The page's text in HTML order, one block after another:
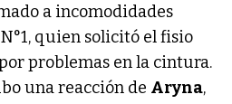
a incomodidades
quien solicitó el fisio
problemas en la cintura.
una reacción de Aryna,